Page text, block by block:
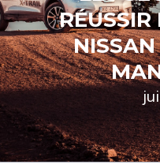
RÉUSSIR